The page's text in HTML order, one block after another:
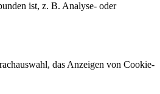
ist, z. B. Analyse- oder
das Anzeigen von Cookie-